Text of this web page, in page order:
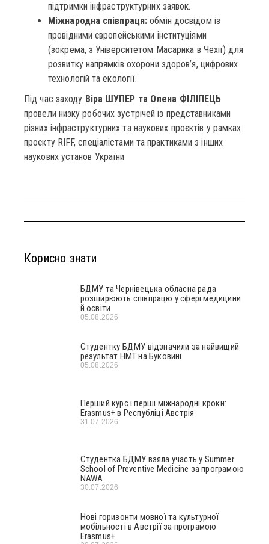
підтримки інфраструктурних заявок.
Міжнародна співпраця: обмін досвідом із
провідними європейськими інституціями
(зокрема, з Університетом Масарика в Чехії) для
розвитку напрямків охорони здоров’я, цифрових
технологій та екології.
Під час заходу Віра ШУПЕР та Олена ФІЛІПЕЦЬ
провели низку робочих зустрічей із представниками
різних інфраструктурних та наукових проєктів у рамках
проєкту RIFF, спеціалістами та практиками з інших
наукових установ України
Корисно знати
БДМУ та Чернівецька обласна рада
розширюють співпрацю у сфері медицини
й освіти
05.08.2026
Студентку БДМУ відзначили за найвищий
результат НМТ на Буковині
05.08.2026
Перший курс і перші міжнародні кроки:
Erasmus+ в Республіці Австрія
31.07.2026
Студентка БДМУ взяла участь у Summer
School of Preventive Medicine за програмою
NAWA
30.07.2026
Нові горизонти мовної та культурної
мобільності в Австрії за програмою
Erasmus+